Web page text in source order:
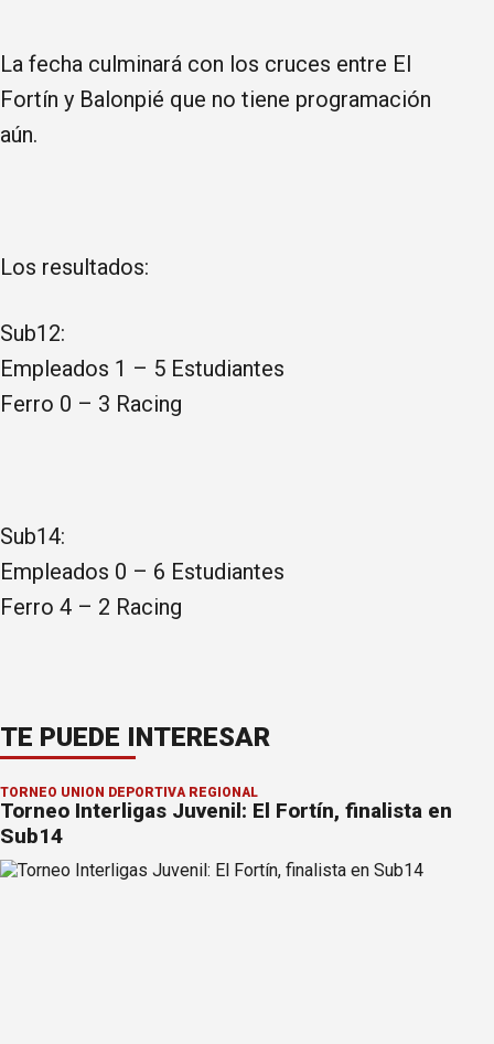
La fecha culminará con los cruces entre El
Fortín y Balonpié que no tiene programación
aún.
Los resultados:
Sub12:
Empleados 1 – 5 Estudiantes
Ferro 0 – 3 Racing
Sub14:
Empleados 0 – 6 Estudiantes
Ferro 4 – 2 Racing
TE PUEDE INTERESAR
TORNEO UNIÓN DEPORTIVA REGIONAL
Torneo Interligas Juvenil: El Fortín, finalista en
Sub14